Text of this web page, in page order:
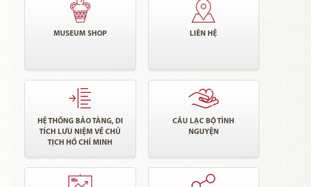
MUSEUM SHOP LIÊN HỆ
HỆ THỐNG BẢO TÀNG, DI
TÍCH LƯU NIỆM VỀ CHỦ
TỊCH HỒ CHÍ MINH
CÂU LẠC BỘ TÌNH
NGUYỆN